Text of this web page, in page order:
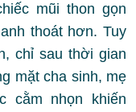
mũi thon gọn
thoát hơn. Tuy
chỉ sau thời gian
mặt cha sinh, mẹ
cằm nhọn khiến